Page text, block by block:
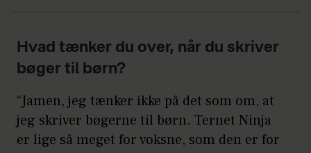
Hvad tænker du over, når du skriver
bøger til børn?
“Jamen, jeg tænker ikke på det som om, at
jeg skriver bøgerne til børn. Ternet Ninja
er lige så meget for voksne, som den er for